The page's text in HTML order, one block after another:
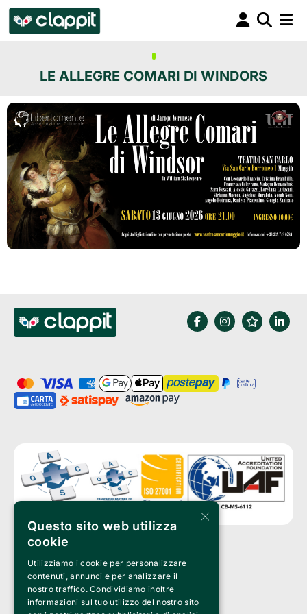
LE ALLEGRE COMARI DI WINDORS
Clappit è un marchio di proprietà di:
Bemils Srl
a Socio Unico
Via Fosse Ardeatine, 4 -20092 Cinisello Balsamo (MI)
PI 05589050961
×
Questo sito web utilizza
cookie
Utilizziamo i cookie per personalizzare
contenuti, annunci e per analizzare il
nostro traffico. Condividiamo inoltre
informazioni sul tuo utilizzo del nostro sito